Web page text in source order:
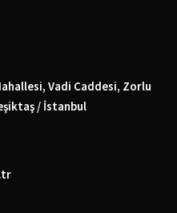
Vadi Caddesi, Zorlu
/ İstanbul